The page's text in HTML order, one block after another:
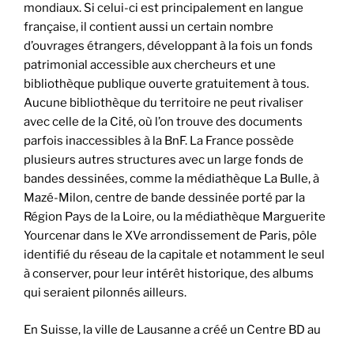
mondiaux. Si celui-ci est principalement en langue
française, il contient aussi un certain nombre
d’ouvrages étrangers, développant à la fois un fonds
patrimonial accessible aux chercheurs et une
bibliothèque publique ouverte gratuitement à tous.
Aucune bibliothèque du territoire ne peut rivaliser
avec celle de la Cité, où l’on trouve des documents
parfois inaccessibles à la BnF. La France possède
plusieurs autres structures avec un large fonds de
bandes dessinées, comme la médiathèque La Bulle, à
Mazé-Milon, centre de bande dessinée porté par la
Région Pays de la Loire, ou la médiathèque Marguerite
Yourcenar dans le XVe arrondissement de Paris, pôle
identifié du réseau de la capitale et notamment le seul
à conserver, pour leur intérêt historique, des albums
qui seraient pilonnés ailleurs.
En Suisse, la ville de Lausanne a créé un Centre BD au